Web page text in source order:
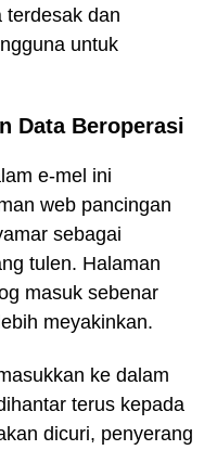
terdesak dan
untuk
Data Beroperasi
e-mel ini
web pancingan
sebagai
tulen. Halaman
masuk sebenar
meyakinkan.
ke dalam
terus kepada
dicuri, penyerang